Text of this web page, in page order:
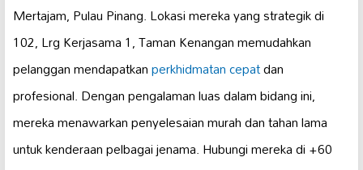
Mertajam, Pulau Pinang. Lokasi mereka yang strategik di
102, Lrg Kerjasama 1, Taman Kenangan memudahkan
pelanggan mendapatkanperkhidmatan cepatdan
profesional. Dengan pengalaman luas dalam bidang ini,
mereka menawarkan penyelesaian murah dan tahan lama
untuk kenderaan pelbagai jenama. Hubungi mereka di +60